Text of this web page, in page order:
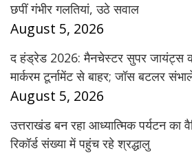
छपीं गंभीर गलतियां, उठे सवाल
August 5, 2026
द हंड्रेड 2026: मैनचेस्टर सुपर जायंट्स
मार्करम टूर्नामेंट से बाहर; जॉस बटलर
August 5, 2026
उत्तराखंड बन रहा आध्यात्मिक पर्यटन का
रिकॉर्ड संख्या में पहुंच रहे श्रद्धालु